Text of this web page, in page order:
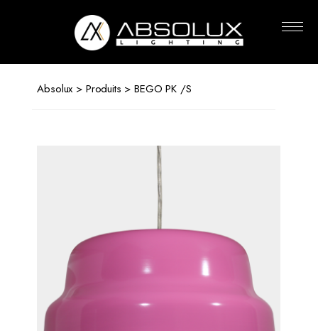
Absolux > Produits > BEGO PK /S